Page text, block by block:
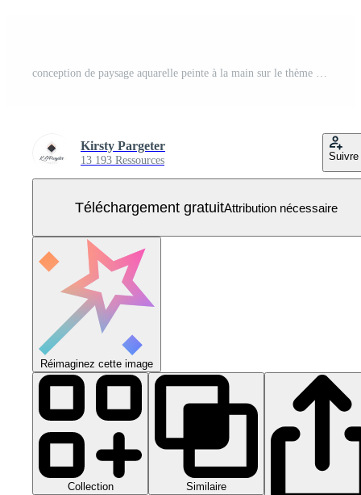
conception de paysage aquarelle peinte à la main sur le thème japonais traditionnel Vecteur Gratuit
Kirsty Pargeter
13 193 Ressources Suivre
Téléchargement gratuitAttribution nécessaire
Réimaginez cette image
Collection Similaire